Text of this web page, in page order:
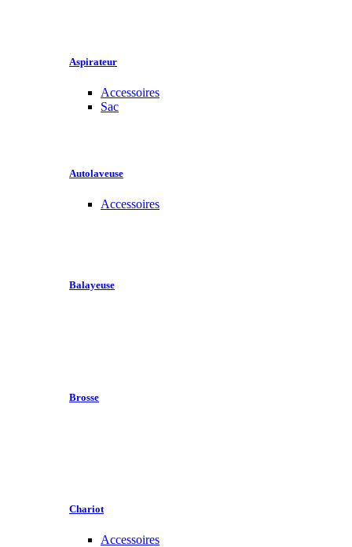
Aspirateur
Accessoires
Sac
Autolaveuse
Accessoires
Balayeuse
Brosse
Chariot
Accessoires